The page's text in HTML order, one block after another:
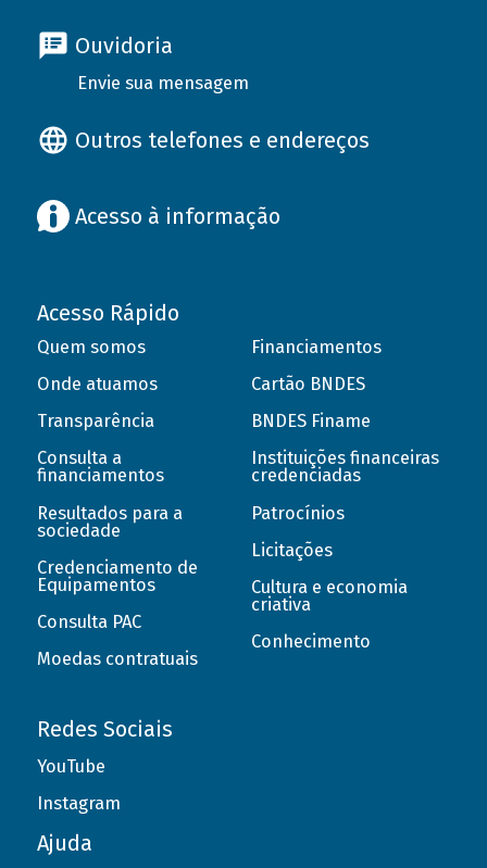
Ouvidoria
Envie sua mensagem
Outros telefones e endereços
Acesso à informação
Acesso Rápido
Quem somos
Onde atuamos
Transparência
Consulta a
financiamentos
Resultados para a
sociedade
Credenciamento de
Equipamentos
Consulta PAC
Moedas contratuais
Financiamentos
Cartão BNDES
BNDES Finame
Instituições financeiras
credenciadas
Patrocínios
Licitações
Cultura e economia
criativa
Conhecimento
Redes Sociais
YouTube
Instagram
Ajuda